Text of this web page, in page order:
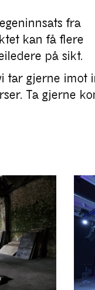
fra
kan få flere
på sikt.
gjerne imot
Ta gjerne